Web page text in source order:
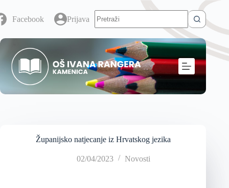
Facebook Prijava
Županijsko natjecanje iz Hrvatskog jezika
02/04/2023 Novosti